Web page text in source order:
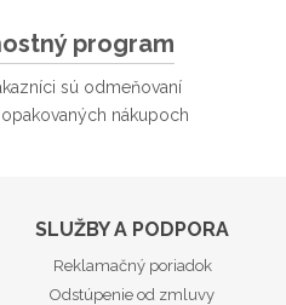
program
sú odmeňovaní
nákupoch
SLUŽBY A PODPORA
Reklamačný poriadok
Odstúpenie od zmluvy